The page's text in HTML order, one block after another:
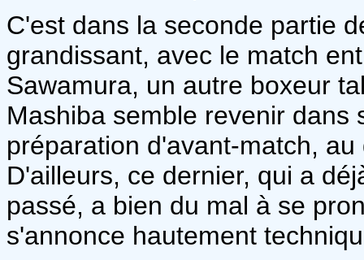
C'est dans la seconde partie
grandissant, avec le match
Sawamura, un autre boxeur
Mashiba semble revenir dans
préparation d'avant-match,
D'ailleurs, ce dernier, qui a
passé, a bien du mal à se
s'annonce hautement